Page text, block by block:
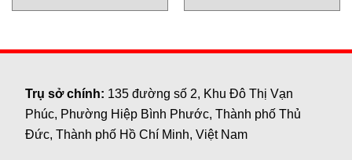
Trụ sở chính: 135 đường số 2, Khu Đô Thị Vạn
Phúc, Phường Hiệp Bình Phước, Thành phố Thủ
Đức, Thành phố Hồ Chí Minh, Việt Nam